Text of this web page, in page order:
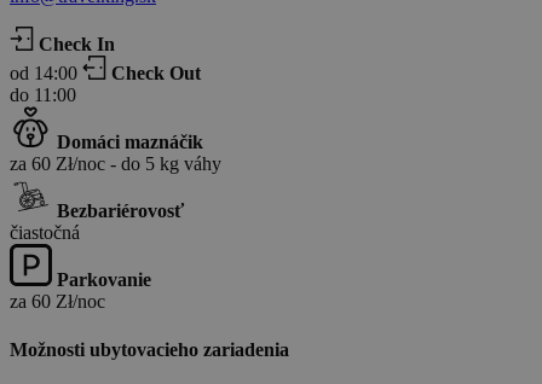
Check In
od 14:00
Check Out
do 11:00
Domáci maznáčik
za 60 Zł/noc - do 5 kg váhy
Bezbariérovosť
čiastočná
Parkovanie
za 60 Zł/noc
Možnosti ubytovacieho zariadenia